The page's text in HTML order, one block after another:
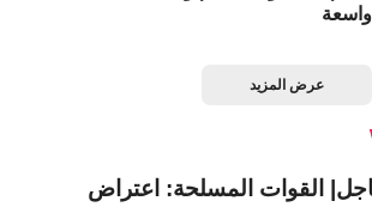
واسعة
عرض المزيد
القوات المسلحة: اعتراض